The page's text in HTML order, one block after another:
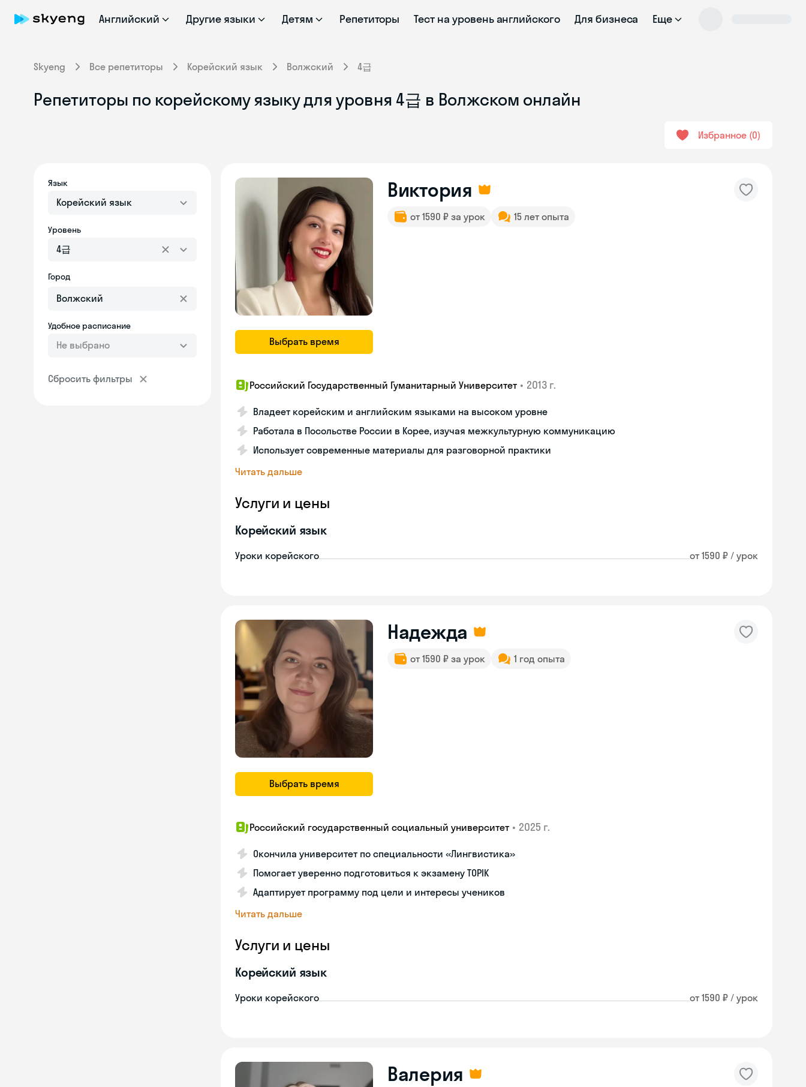
Английский Другие языки Детям Репетиторы Тест на уровень английского Для бизнеса Еще
Skyeng Все репетиторы Корейский язык Волжский 4급
Репетиторы по корейскому языку для уровня 4급 в Волжском онлайн
Избранное 0
Язык
Корейский язык
Уровень
4급
Город
Удобное расписание
Не выбрано
Сбросить фильтры
Выбрать время
Виктория
от 1590 ₽ за урок 15 лет опыта
Российский Государственный Гуманитарный Университет • 2013 г.
Владеет корейским и английским языками на высоком уровне
Работала в Посольстве России в Корее, изучая межкультурную коммуникацию
Использует современные материалы для разговорной практики
Читать дальше
Услуги и цены
Корейский язык
Уроки корейского от 1590 ₽ / урок
Выбрать время
Надежда
от 1590 ₽ за урок 1 год опыта
Российский государственный социальный университет • 2025 г.
Окончила университет по специальности «Лингвистика»
Помогает уверенно подготовиться к экзамену TOPIK
Адаптирует программу под цели и интересы учеников
Читать дальше
Услуги и цены
Корейский язык
Уроки корейского от 1590 ₽ / урок
Валерия